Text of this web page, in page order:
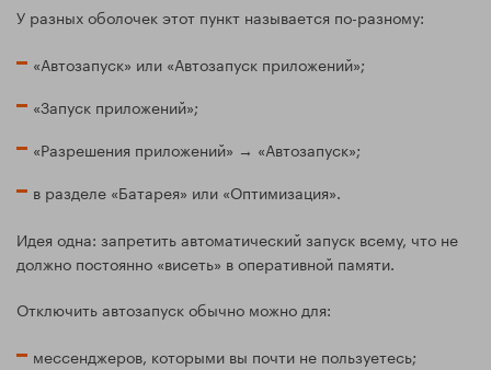
У разных оболочек этот пункт называется по-разному:
«Автозапуск» или «Автозапуск приложений»;
«Запуск приложений»;
«Разрешения приложений» → «Автозапуск»;
в разделе «Батарея» или «Оптимизация».
Идея одна: запретить автоматический запуск всему, что не
должно постоянно «висеть» в оперативной памяти.
Отключить автозапуск обычно можно для:
мессенджеров, которыми вы почти не пользуетесь;